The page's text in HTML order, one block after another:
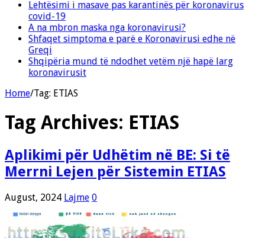
Lehtësimi i masave pas karantinës për koronavirus
covid-19
A na mbron maska nga koronavirusi?
Shfaqet simptoma e parë e Koronavirusi edhe në
Greqi
Shqipëria mund të ndodhet vetëm një hapë larg
koronavirusit
Home/Tag: ETIAS
Tag Archives: ETIAS
Aplikimi për Udhëtim në BE: Si të
Merrni Lejen për Sistemin ETIAS
August, 2024 Lajme 0